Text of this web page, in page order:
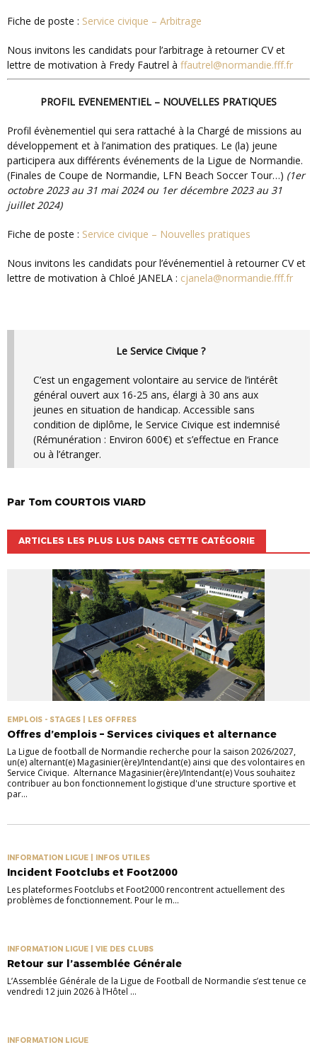
Fiche de poste : Service civique – Arbitrage
Nous invitons les candidats pour l’arbitrage à retourner CV et
lettre de motivation à Fredy Fautrel à ffautrel@normandie.fff.fr
PROFIL EVENEMENTIEL – NOUVELLES PRATIQUES
Profil évènementiel qui sera rattaché à la Chargé de missions au
développement et à l’animation des pratiques. Le (la) jeune
participera aux différents événements de la Ligue de Normandie.
(Finales de Coupe de Normandie, LFN Beach Soccer Tour…) (1er
octobre 2023 au 31 mai 2024 ou 1er décembre 2023 au 31
juillet 2024)
Fiche de poste : Service civique – Nouvelles pratiques
Nous invitons les candidats pour l’événementiel à retourner CV et
lettre de motivation à Chloé JANELA : cjanela@normandie.fff.fr
Le Service Civique ?
C’est un engagement volontaire au service de l’intérêt
général ouvert aux 16-25 ans, élargi à 30 ans aux
jeunes en situation de handicap. Accessible sans
condition de diplôme, le Service Civique est indemnisé
(Rémunération : Environ 600€) et s’effectue en France
ou à l’étranger.
Par Tom COURTOIS VIARD
ARTICLES LES PLUS LUS DANS CETTE CATÉGORIE
EMPLOIS - STAGES | LES OFFRES
Offres d’emplois – Services civiques et alternance
La Ligue de football de Normandie recherche pour la saison 2026/2027,
un(e) alternant(e) Magasinier(ère)/Intendant(e) ainsi que des volontaires en
Service Civique. Alternance Magasinier(ère)/Intendant(e) Vous souhaitez
contribuer au bon fonctionnement logistique d'une structure sportive et
par...
INFORMATION LIGUE | INFOS UTILES
Incident Footclubs et Foot2000
Les plateformes Footclubs et Foot2000 rencontrent actuellement des
problèmes de fonctionnement. Pour le m...
INFORMATION LIGUE | VIE DES CLUBS
Retour sur l’assemblée Générale
L’Assemblée Générale de la Ligue de Football de Normandie s’est tenue ce
vendredi 12 juin 2026 à l’Hôtel ...
INFORMATION LIGUE